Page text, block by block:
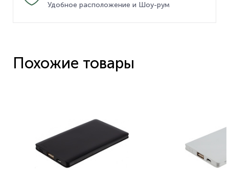
Удобное расположение и Шоу-рум
Похожие товары